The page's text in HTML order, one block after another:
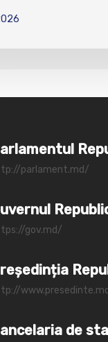
parlament.md/
gov.md/
de